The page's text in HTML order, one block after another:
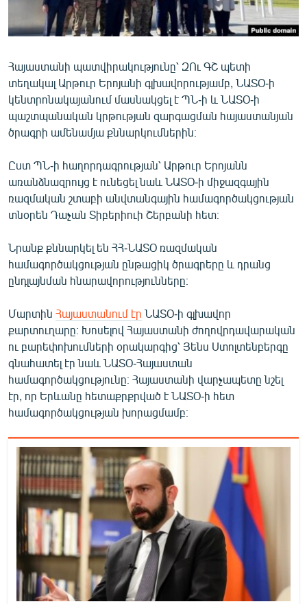
ՄԵԿՆԱԲԱՆՈՒԹՅՈՒՆ
ԿՈՐՈՆԱՎԻՐՈՒՍ
ԱՐԽԻՎ
ՏԵՍԱՆՅՈՒԹԵՐ
ԲԱՆԱՎԵՃ
ՁԳՏԵԼՈՎ ԼԱՎԱԳՈՒՅՆԻՆ
ՓՈԴՔԱՍԹ
English
Русский
ՀԵՏԵՎԵՔ ՄԵԶ
«Ազատության» բոլոր կայքերը
Հայաստանի պատվիրակությունը՝ ԶՈւ ԳՇ պետի
տեղակալ Արթուր Երոյանի գլխավորությամբ, ՆԱՏՕ-ի
կենտրոնակայանում մասնակցել է ՊՆ-ի և ՆԱՏՕ-ի
պաշտպանական կրթության զարգացման հայաստանյան
ծրագրի ամենամյա քննարկումներին։
Ըստ ՊՆ-ի հաղորդագրության՝ Արթուր Երոյանն
առանձնազրույց է ունեցել նաև ՆԱՏՕ-ի միջազգային
ռազմական շտաբի անվտանգային համագործակցության
տնօրեն Դաչան Տիբերիուի Շերբանի հետ։
Նրանք քննարկել են ՀՀ-ՆԱՏՕ ռազմական
համագործակցության ընթացիկ ծրագրերը և դրանց
ընդլայնման հնարավորությունները։
Մարտին Հայաստանում էր ՆԱՏՕ-ի գլխավոր
քարտուղարը։ Խոսելով Հայաստանի ժողովրդավարական
ու բարեփոխումների օրակարգից՝ Յենս Ստոլտենբերգը
գնահատել էր նաև ՆԱՏՕ-Հայաստան
համագործակցությունը։ Հայաստանի վարչապետը նշել
էր, որ Երևանը հետաքրքրված է ՆԱՏՕ-ի հետ
համագործակցության խորացմամբ։